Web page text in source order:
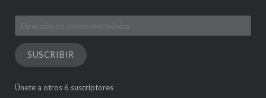
Dirección
de
correo
electrónico
SUSCRIBIR
Únete a otros 6 suscriptores